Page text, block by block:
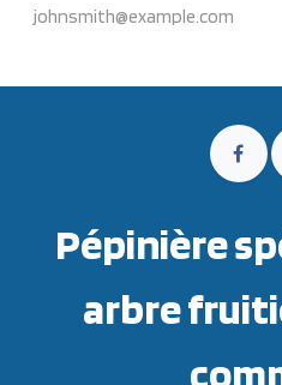
Pépinière
arbre